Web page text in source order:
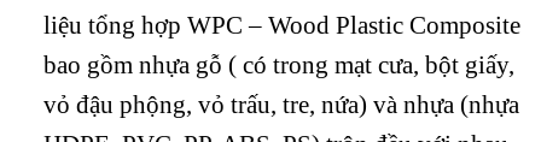
liệu tổng hợp WPC – Wood PlasticComposite
bao gồm nhựa gỗ ( có trong mạt cưa, bột giấy,
vỏ đậu phộng, vỏ trấu, tre, nứa) và nhựa (nhựa